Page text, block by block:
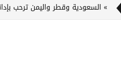
السعودية وقطر واليمن ترحب